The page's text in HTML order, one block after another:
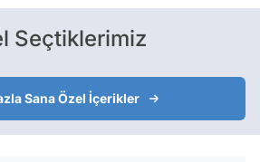
Seçtiklerimiz
Sana Özel İçerikler